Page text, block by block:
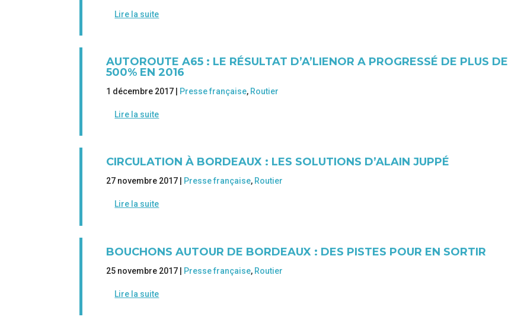
Lire la suite
AUTOROUTE A65 : LE RÉSULTAT D’A’LIENOR A PROGRESSÉ DE PLUS DE
500% EN 2016
1 décembre 2017 | Presse française, Routier
Lire la suite
CIRCULATION À BORDEAUX : LES SOLUTIONS D’ALAIN JUPPÉ
27 novembre 2017 | Presse française, Routier
Lire la suite
BOUCHONS AUTOUR DE BORDEAUX : DES PISTES POUR EN SORTIR
25 novembre 2017 | Presse française, Routier
Lire la suite